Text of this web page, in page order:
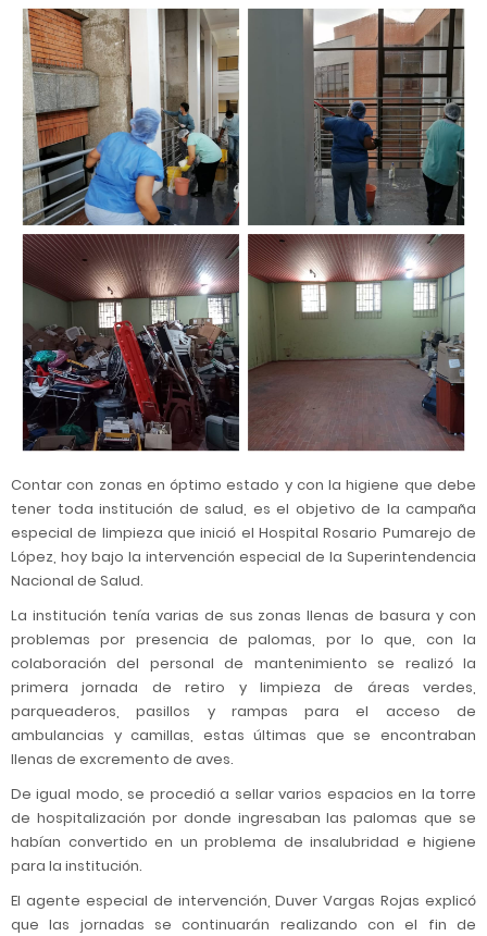
Contar con zonas en óptimo estado y con la higiene que debe
tener toda institución de salud, es el objetivo de la campaña
especial de limpieza que inició el Hospital Rosario Pumarejo de
López, hoy bajo la intervención especial de la Superintendencia
Nacional de Salud.
La institución tenía varias de sus zonas llenas de basura y con
problemas por presencia de palomas, por lo que, con la
colaboración del personal de mantenimiento se realizó la
primera jornada de retiro y limpieza de áreas verdes,
parqueaderos, pasillos y rampas para el acceso de
ambulancias y camillas, estas últimas que se encontraban
llenas de excremento de aves.
De igual modo, se procedió a sellar varios espacios en la torre
de hospitalización por donde ingresaban las palomas que se
habían convertido en un problema de insalubridad e higiene
para la institución.
El agente especial de intervención, Duver Vargas Rojas explicó
que las jornadas se continuarán realizando con el fin de